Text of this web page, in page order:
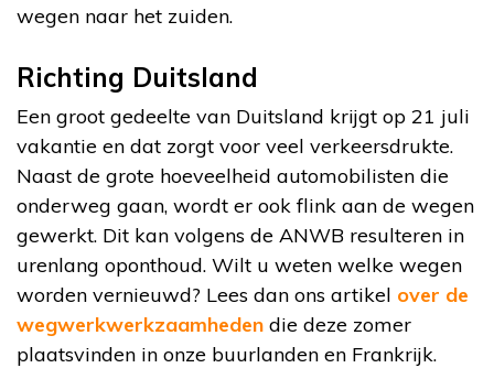
wegen naar het zuiden.
Richting Duitsland
Een groot gedeelte van Duitsland krijgt op 21 juli
vakantie en dat zorgt voor veel verkeersdrukte.
Naast de grote hoeveelheid automobilisten die
onderweg gaan, wordt er ook flink aan de wegen
gewerkt. Dit kan volgens de ANWB resulteren in
urenlang oponthoud. Wilt u weten welke wegen
worden vernieuwd? Lees dan ons artikel over de
wegwerkwerkzaamheden die deze zomer
plaatsvinden in onze buurlanden en Frankrijk.